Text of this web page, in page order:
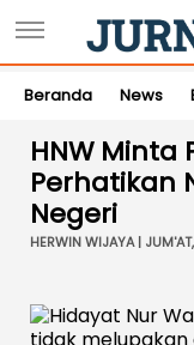
Beranda News
HNW
Perhatikan
Negeri
HERWIN WIJAYA |